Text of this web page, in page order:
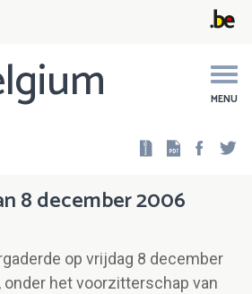
MENU
8 december 2006
op vrijdag 8 december
onder het voorzitterschap van